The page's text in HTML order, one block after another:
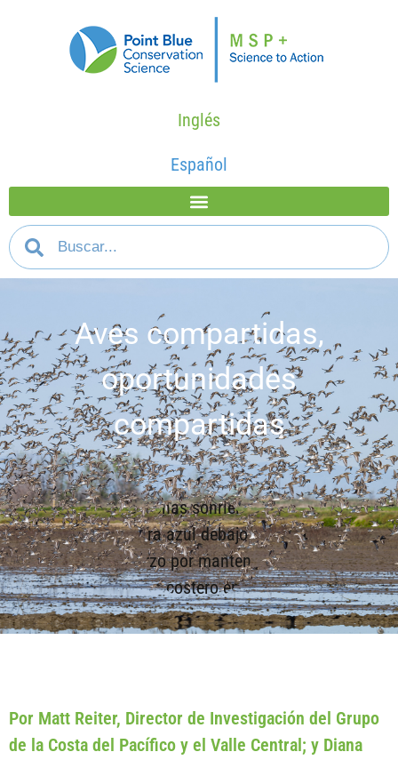
Inglés
Español
Aves compartidas,
oportunidades
compartidas
Por Matt Reiter, Director de Investigación del Grupo
de la Costa del Pacífico y el Valle Central; y Diana